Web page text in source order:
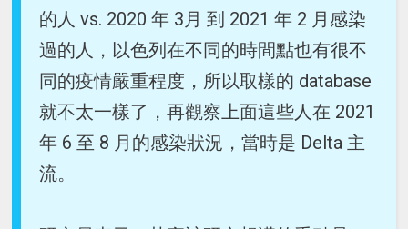
的人 vs. 2020 年 3月 到 2021 年 2 月感染
過的人，以色列在不同的時間點也有很不
同的疫情嚴重程度，所以取樣的 database
就不太一樣了，再觀察上面這些人在 2021
年 6 至 8 月的感染狀況，當時是 Delta 主
流。